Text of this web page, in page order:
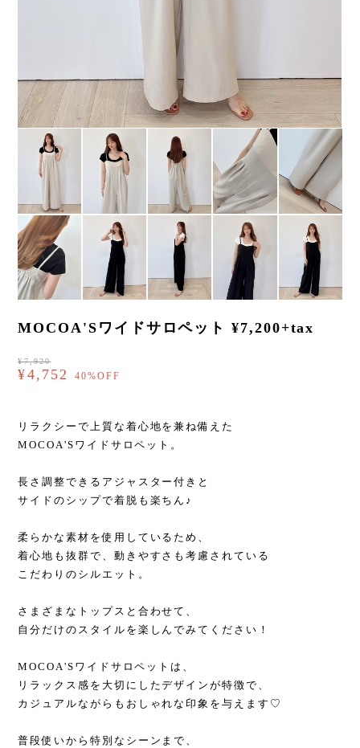
MOCOA'Sワイドサロペット ¥7,200+tax
¥7,920
¥4,752 40%OFF
リラクシーで上質な着心地を兼ね備えた
MOCOA'Sワイドサロペット。
長さ調整できるアジャスター付きと
サイドのシップで着脱も楽ちん♪
柔らかな素材を使用しているため、
着心地も抜群で、動きやすさも考慮されている
こだわりのシルエット。
さまざまなトップスと合わせて、
自分だけのスタイルを楽しんでみてください！
MOCOA'Sワイドサロペットは、
リラックス感を大切にしたデザインが特徴で、
カジュアルながらもおしゃれな印象を与えます♡
普段使いから特別なシーンまで、